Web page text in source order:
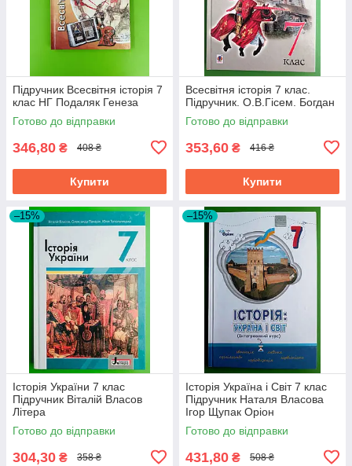
Підручник Всесвітня історія 7
клас НГ Подаляк Генеза
Готово до відправки
346,80 ₴ 408 ₴
Купити
Всесвітня історія 7 клас.
Підручник. О.В.Гісем. Богдан
Готово до відправки
353,60 ₴ 416 ₴
Купити
–15%
Історія України 7 клас
Підручник Віталій Власов
Літера
Готово до відправки
304,30 ₴ 358 ₴
–15%
Історія Україна і Світ 7 клас
Підручник Наталя Власова
Ігор Щупак Оріон
Готово до відправки
431,80 ₴ 508 ₴